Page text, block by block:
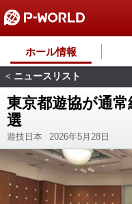
ホール情報
< ニュースリスト
東京都遊協が通
選
遊技日本 2026年5月28日